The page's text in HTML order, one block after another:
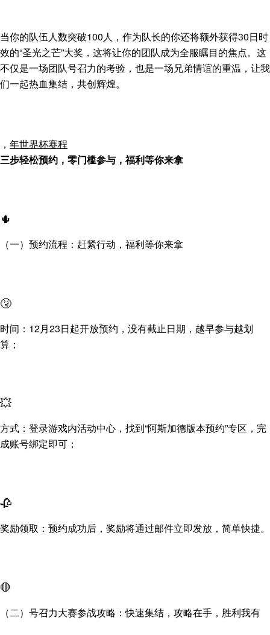
当你的队伍人数突破100人，作为队长的你还将额外获得30日时
效的“圣光之芒”大奖，这将让你的团队成为全服瞩目的焦点。这
不仅是一场团队号召力的考验，也是一场兄弟情谊的重温，让我
们一起热血集结，共创辉煌。
， 年世界杯赛程
三步轻松预约，零门槛参与，福利等你来拿
🌵
（一）预约流程：赶紧行动，福利等你来拿
🤧
时间：12月23日起开放预约，没有截止日期，越早参与越划
算；
💥
方式：登录游戏内活动中心，找到“阿斯加德版本预约”专区，完
成账号绑定即可；
🥀
奖励领取：预约成功后，奖励将通过邮件立即发放，简单快捷。
🛑
（二）号召力大赛参战攻略：快速集结，攻略在手，胜利我有